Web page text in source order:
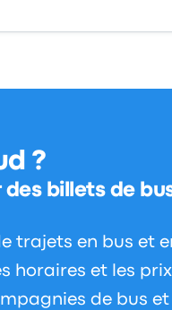
?
des billets de
trajets en bus et
horaires et les
de bus